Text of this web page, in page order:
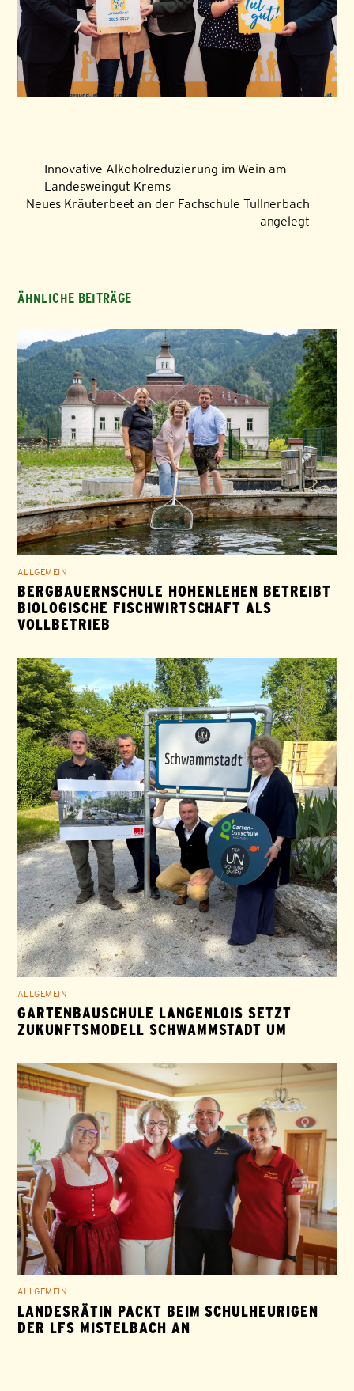
Innovative Alkoholreduzierung im Wein am
Landesweingut Krems
Neues Kräuterbeet an der Fachschule Tullnerbach
angelegt
ÄHNLICHE BEITRÄGE
ALLGEMEIN
BERGBAUERNSCHULE HOHENLEHEN BETREIBT
BIOLOGISCHE FISCHWIRTSCHAFT ALS
VOLLBETRIEB
ALLGEMEIN
GARTENBAUSCHULE LANGENLOIS SETZT
ZUKUNFTSMODELL SCHWAMMSTADT UM
ALLGEMEIN
LANDESRÄTIN PACKT BEIM SCHULHEURIGEN
DER LFS MISTELBACH AN